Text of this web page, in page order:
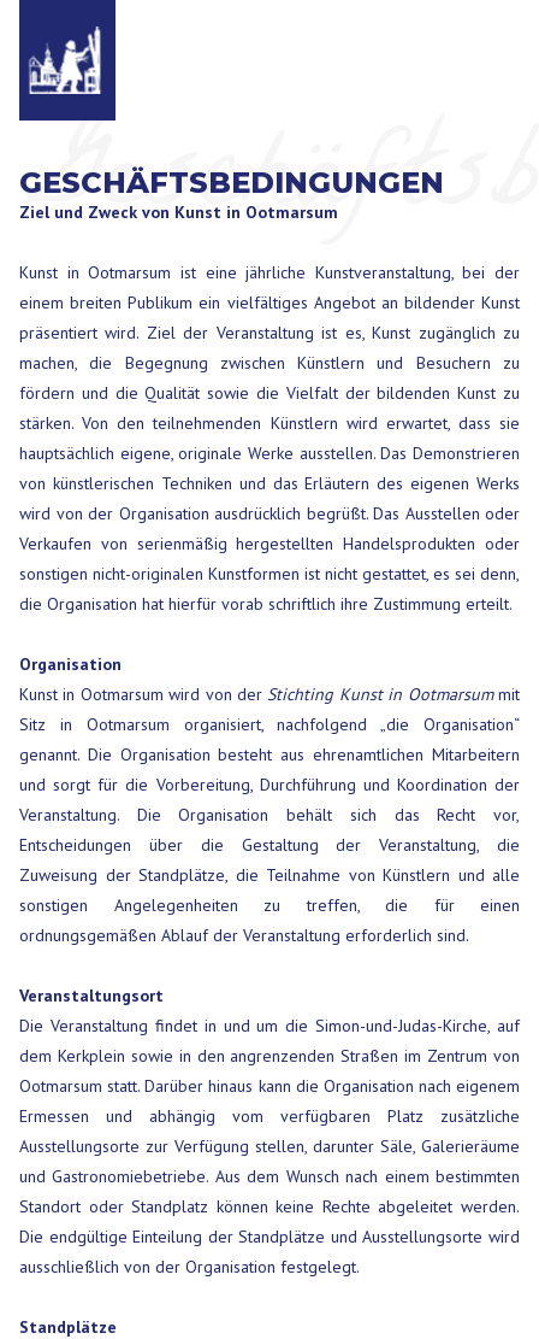
GESCHÄFTSBEDINGUNGEN
Ziel und Zweck von Kunst in Ootmarsum
Kunst in Ootmarsum ist eine jährliche Kunstveranstaltung, bei der
einem breiten Publikum ein vielfältiges Angebot an bildender Kunst
präsentiert wird. Ziel der Veranstaltung ist es, Kunst zugänglich zu
machen, die Begegnung zwischen Künstlern und Besuchern zu
fördern und die Qualität sowie die Vielfalt der bildenden Kunst zu
stärken. Von den teilnehmenden Künstlern wird erwartet, dass sie
hauptsächlich eigene, originale Werke ausstellen. Das Demonstrieren
von künstlerischen Techniken und das Erläutern des eigenen Werks
wird von der Organisation ausdrücklich begrüßt. Das Ausstellen oder
Verkaufen von serienmäßig hergestellten Handelsprodukten oder
sonstigen nicht-originalen Kunstformen ist nicht gestattet, es sei denn,
die Organisation hat hierfür vorab schriftlich ihre Zustimmung erteilt.
Organisation
Kunst in Ootmarsum wird von der Stichting Kunst in Ootmarsummit
Sitz in Ootmarsum organisiert, nachfolgend „die Organisation“
genannt. Die Organisation besteht aus ehrenamtlichen Mitarbeitern
und sorgt für die Vorbereitung, Durchführung und Koordination der
Veranstaltung. Die Organisation behält sich das Recht vor,
Entscheidungen über die Gestaltung der Veranstaltung, die
Zuweisung der Standplätze, die Teilnahme von Künstlern und alle
sonstigen Angelegenheiten zu treffen, die für einen
ordnungsgemäßen Ablauf der Veranstaltung erforderlich sind.
Veranstaltungsort
Die Veranstaltung findet in und um die Simon-und-Judas-Kirche, auf
dem Kerkplein sowie in den angrenzenden Straßen im Zentrum von
Ootmarsum statt. Darüber hinaus kann die Organisation nach eigenem
Ermessen und abhängig vom verfügbaren Platz zusätzliche
Ausstellungsorte zur Verfügung stellen, darunter Säle, Galerieräume
und Gastronomiebetriebe. Aus dem Wunsch nach einem bestimmten
Standort oder Standplatz können keine Rechte abgeleitet werden.
Die endgültige Einteilung der Standplätze und Ausstellungsorte wird
ausschließlich von der Organisation festgelegt.
Standplätze